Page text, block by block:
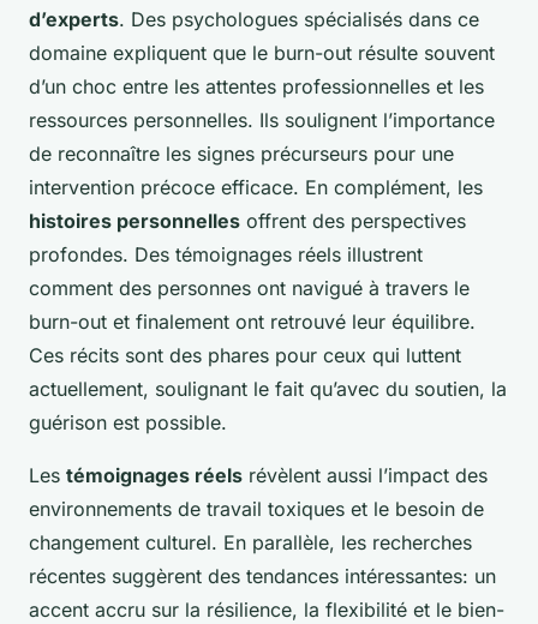
d’experts. Des psychologues spécialisés dans ce
domaine expliquent que le burn-out résulte souvent
d’un choc entre les attentes professionnelles et les
ressources personnelles. Ils soulignent l’importance
de reconnaître les signes précurseurs pour une
intervention précoce efficace. En complément, les
histoires personnelles offrent des perspectives
profondes. Des témoignages réels illustrent
comment des personnes ont navigué à travers le
burn-out et finalement ont retrouvé leur équilibre.
Ces récits sont des phares pour ceux qui luttent
actuellement, soulignant le fait qu’avec du soutien, la
guérison est possible.
Les témoignages réels révèlent aussi l’impact des
environnements de travail toxiques et le besoin de
changement culturel. En parallèle, les recherches
récentes suggèrent des tendances intéressantes: un
accent accru sur la résilience, la flexibilité et le bien-